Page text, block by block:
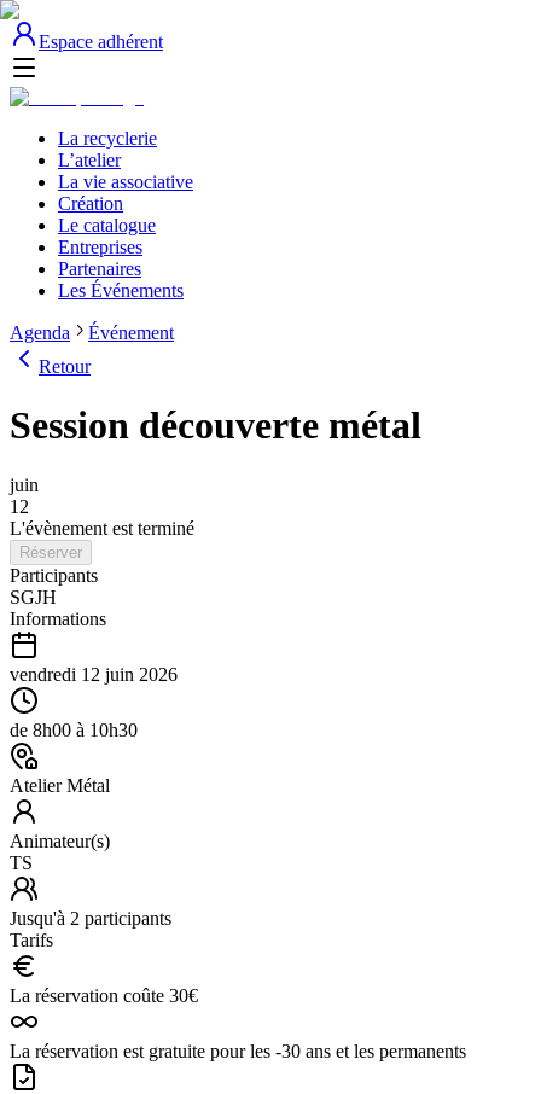
Espace adhérent
La recyclerie
L’atelier
La vie associative
Création
Le catalogue
Entreprises
Partenaires
Les Événements
Agenda
Événement
Retour
Session découverte métal
juin
12
L'évènement est terminé
Réserver
Participants
SGJH
Informations
vendredi 12 juin 2026
de 8h00 à 10h30
Atelier Métal
Animateur(s)
TS
Jusqu'à 2 participants
Tarifs
La réservation coûte 30€
La réservation est gratuite pour les -30 ans et les permanents